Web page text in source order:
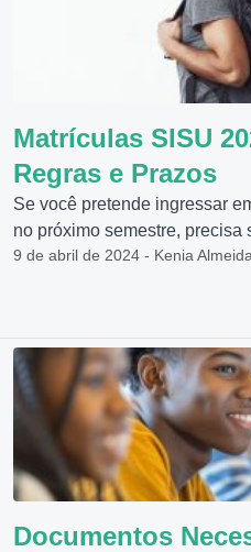
Matrículas SISU
Regras e Prazos
Se você pretende ingressar
no próximo semestre, precisa
9 de abril de 2024 - Kenia Almeida
Documentos